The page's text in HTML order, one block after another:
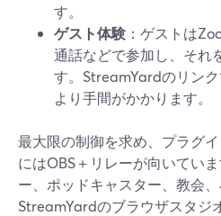
す。
ゲスト体験 ：ゲストは
通話などで参加し、それ
す。StreamYardのリン
より手間がかかります。
最大限の制御を求め、プラグ
にはOBS＋リレーが向いてい
ー、ポッドキャスター、教会、
StreamYardのブラウザスタジ